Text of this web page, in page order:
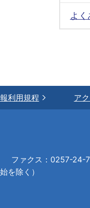
よく
利用規程 ア
ファクス：0257-24-
を除く）